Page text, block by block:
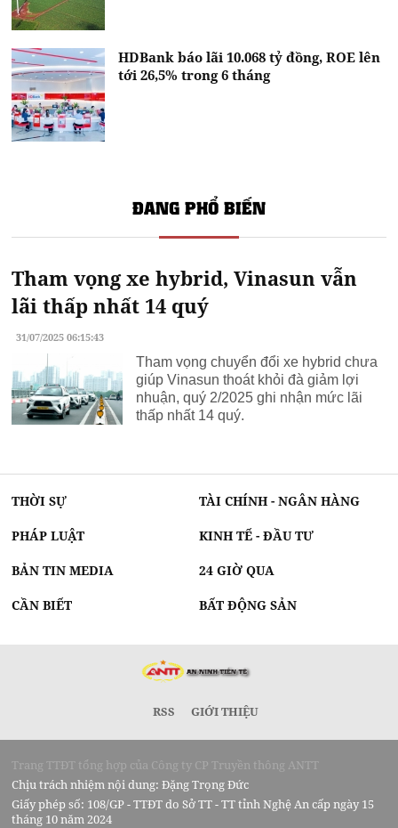
HDBank báo lãi 10.068 tỷ đồng, ROE lên
tới 26,5% trong 6 tháng
ĐANG PHỔ BIẾN
Tham vọng xe hybrid, Vinasun vẫn
lãi thấp nhất 14 quý
31/07/2025 06:15:43
Tham vọng chuyển đổi xe hybrid chưa
giúp Vinasun thoát khỏi đà giảm lợi
nhuận, quý 2/2025 ghi nhận mức lãi
thấp nhất 14 quý.
THỜI SỰ TÀI CHÍNH - NGÂN HÀNG
PHÁP LUẬT KINH TẾ - ĐẦU TƯ
BẢN TIN MEDIA 24 GIỜ QUA
CẦN BIẾT BẤT ĐỘNG SẢN
RSS GIỚI THIỆU
Trang TTĐT tổng hợp của Công ty CP Truyền thông ANTT
Chịu trách nhiệm nội dung: Đặng Trọng Đức
Giấy phép số: 108/GP - TTĐT do Sở TT - TT tỉnh Nghệ An cấp ngày 15
tháng 10 năm 2024